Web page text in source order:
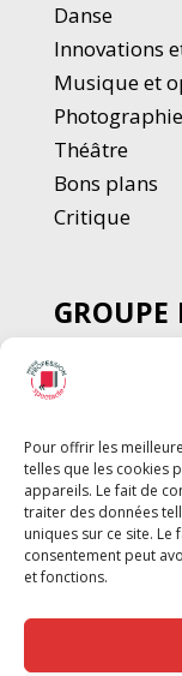
Pour offrir les
telles que les cookies
appareils. Le fait de
traiter des données
uniques sur ce site.
consentement peut
et fonctions.
Danse
Innovations
Musique et
Photographie
Théâtre
Bons plans
Critique
GROUPE
Chèque
Chèque
Chèque
G-Pods
Profession